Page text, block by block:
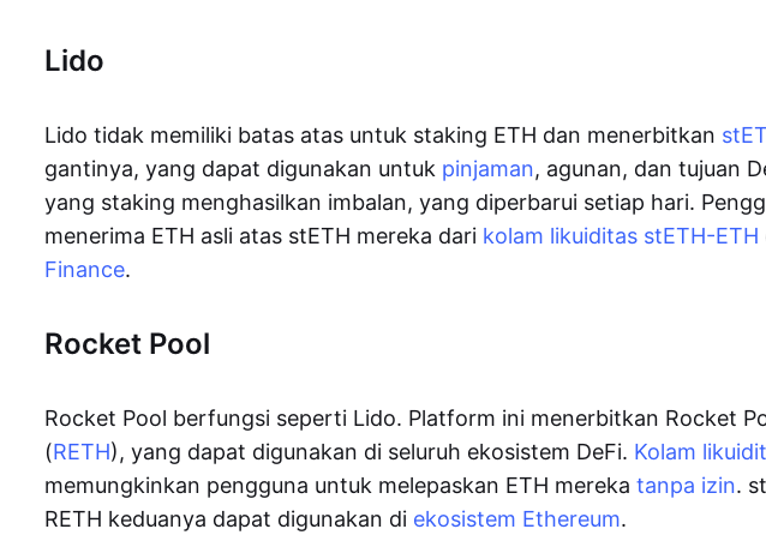
Lido
Lido tidak memiliki batas atas untuk staking ETH dan menerbitkan
gantinya, yang dapat digunakan untuk pinjaman, agunan, dan tujuan
yang staking menghasilkan imbalan, yang diperbarui setiap hari.
menerima ETH asli atas stETH mereka dari kolam likuiditas stETH-ETH
Finance.
Rocket Pool
Rocket Pool berfungsi seperti Lido. Platform ini menerbitkan Rocket
(RETH), yang dapat digunakan di seluruh ekosistem DeFi. Kolam
memungkinkan pengguna untuk melepaskan ETH mereka tanpa izin.
RETH keduanya dapat digunakan di ekosistem Ethereum.